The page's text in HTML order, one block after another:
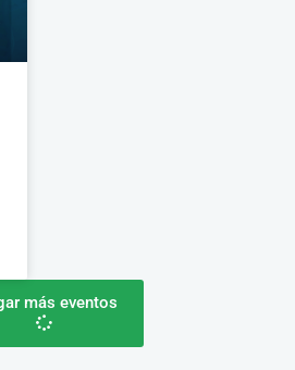
más eventos